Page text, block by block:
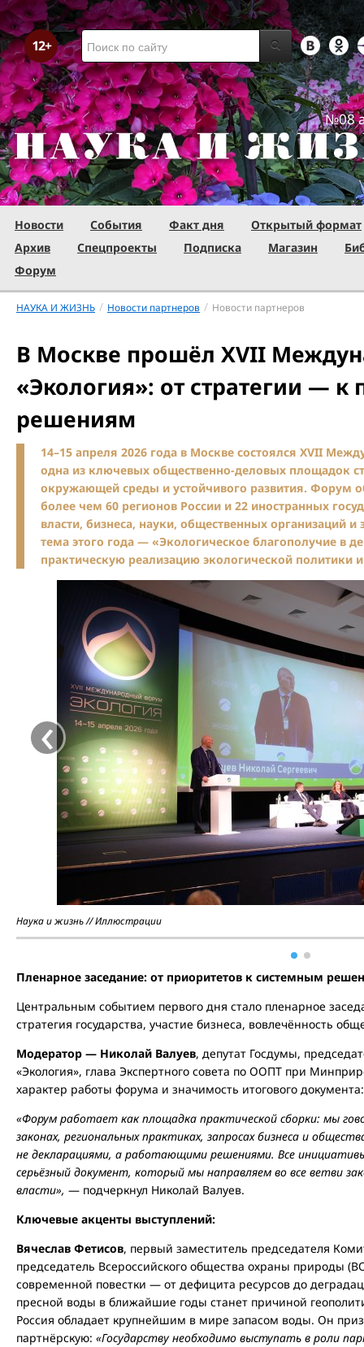
№08
Новости События Факт дня
Открытый формат
Архив
Спецпроекты Подписка Магазин
Форум
НАУКА И ЖИЗНЬ / Новости партнеров / Новости партнеров
В Москве прошёл XVII
«Экология»: от стратегии — к
решениям
14–15 апреля 2026 года в Москве состоялся XVII
одна из ключевых общественно-деловых площадок
окружающей среды и устойчивого развития. Форум
более чем 60 регионов России и 22 иностранных
власти, бизнеса, науки, общественных организаций и
тема этого года — «Экологическое благополучие в
практическую реализацию экологической политики
Наука и жизнь // Иллюстрации
‹
Пленарное заседание: от приоритетов к системным
Центральным событием первого дня стало пленарное
стратегия государства, участие бизнеса, вовлечённость
Модератор — Николай Валуев, депутат Госдумы,
«Экология», глава Экспертного совета по ООПТ при
характер работы форума и значимость итогового
«Форум работает как площадка практической сборки: мы
законах, региональных практиках, запросах бизнеса и
не декларациями, а работающими решениями. Все
серьёзный документ, который мы направляем во все ветви
власти», — подчеркнул Николай Валуев.
Ключевые акценты выступлений:
Вячеслав Фетисов, первый заместитель председателя
председатель Всероссийского общества охраны природы
современной повестки — от дефицита ресурсов до
пресной воды в ближайшие годы станет причиной
Россия обладает крупнейшим в мире запасом воды. Он
партнёрскую: «Государству необходимо выступать в роли